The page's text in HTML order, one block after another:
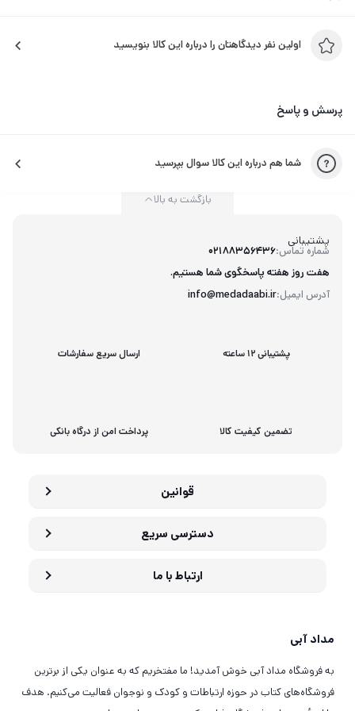
طرح‌های خود برای خواننده، تعریف می‌کنند. موضوعاتی همچون
بندپایان و مصری‌های باستان. آردر با روایت اتفاقات عجیب و
را برای کودکان ساده می‌کند.
اولین نفر دیدگاهتان را درباره این کالا بنویسید
پرسش و پاسخ
شما هم درباره این کالا سوال بپرسید
پشتیبانی
شماره تماس:02188356436
آدرس ایمیل:info@medadaabi.ir
هفت روز هفته پاسخگوی شما هستیم.
بازگشت به بالا
پشتیبانی 12 ساعته ارسال سریع سفارشات
تضمین کیفیت کالا پرداخت امن از درگاه بانکی
قوانین
دسترسی سریع
ارتباط با ما
مداد آبی
به فروشگاه مداد آبی خوش آمدید! ما مفتخریم که به عنوان یکی از برترین
فروشگاه‌های کتاب در حوزه ارتباطات و کودک و نوجوان فعالیت می‌کنیم. هدف